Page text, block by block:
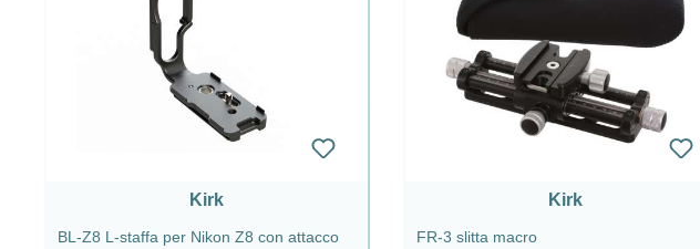
Kirk
BL-Z8 L-staffa per Nikon Z8 con attacco
Kirk
FR-3 slitta macro